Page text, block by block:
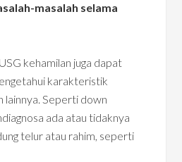
masalah selama
kehamilan juga dapat
karakteristik
lainnya. Seperti down
ada atau tidaknya
telur atau rahim, seperti